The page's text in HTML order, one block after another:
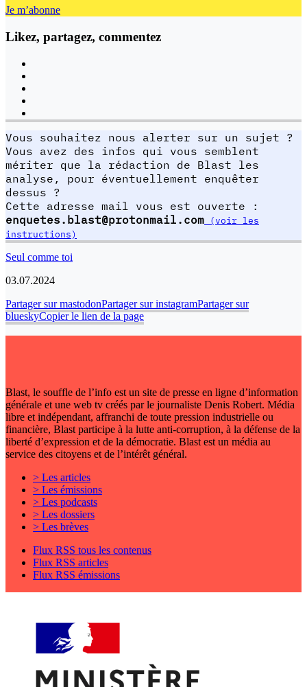
Je m’abonne
Likez, partagez, commentez
Vous souhaitez nous alerter sur un sujet ?
Vous avez des infos qui vous semblent
mériter que la rédaction de Blast les
analyse, pour éventuellement enquêter
dessus ?
Cette adresse mail vous est ouverte :
enquetes.blast@protonmail.com (voir les
instructions)
Seul comme toi
03.07.2024
Partager sur mastodonPartager sur instagramPartager sur
blueskyCopier le lien de la page
Blast, le souffle de l’info est un site de presse en ligne d’information
générale et une web tv créés par le journaliste Denis Robert. Média
libre et indépendant, affranchi de toute pression industrielle ou
financière, Blast participe à la lutte anti-corruption, à la défense de la
liberté d’expression et de la démocratie. Blast est un média au
service des citoyens et de l’intérêt général.
> Les articles
> Les émissions
> Les podcasts
> Les dossiers
> Les brèves
Flux RSS tous les contenus
Flux RSS articles
Flux RSS émissions